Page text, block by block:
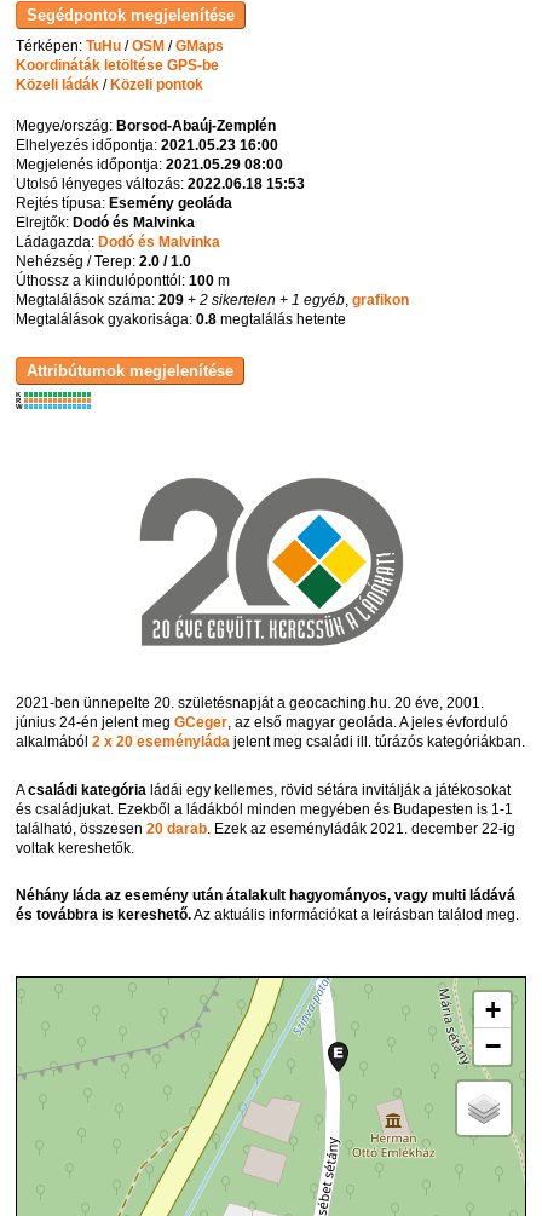
Térképen:TuHu /OSM /GMaps
Koordináták letöltése GPS-be
Közeli ládák /Közeli pontok
Megye/ország:Borsod-Abaúj-Zemplén
Elhelyezés időpontja:2021.05.23 16:00
Megjelenés időpontja:2021.05.29 08:00
Utolsó lényeges változás:2022.06.18 15:53
Rejtés típusa:Esemény geoláda
Elrejtők:Dodó és Malvinka
Ládagazda:Dodó és Malvinka
Nehézség / Terep:2.0 / 1.0
Úthossz a kiindulóponttól:100 m
Megtalálások száma:209 + 2 sikertelen + 1 egyéb ,grafikon
Megtalálások gyakorisága:0.8 megtalálás hetente
K
R
W
2021-ben ünnepelte 20. születésnapját a geocaching.hu. 20 éve, 2001.
június 24-én jelent megGCeger, az első magyar geoláda. A jeles évforduló
alkalmából2 x 20 eseményláda jelent meg családi ill. túrázós kategóriákban.
Acsaládi kategória ládái egy kellemes, rövid sétára invitálják a játékosokat
és családjukat. Ezekből a ládákból minden megyében és Budapesten is 1-1
található, összesen20 darab . Ezek az eseményládák 2021. december 22-ig
voltak kereshetők.
Néhány láda az esemény után átalakult hagyományos, vagy multi ládává
és továbbra is kereshető.Az aktuális információkat a leírásban találod meg.
+
−